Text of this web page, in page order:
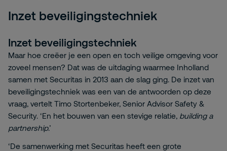
Inzet beveiligingstechniek
Inzet beveiligingstechniek
Maar hoe creëer je een open en toch veilige omgeving voor
zoveel mensen? Dat was de uitdaging waarmee Inholland
samen met Securitas in 2013 aan de slag ging. De inzet van
beveiligingstechniek was een van de antwoorden op deze
vraag, vertelt Timo Stortenbeker, Senior Advisor Safety &
Security. ‘En het bouwen van een stevige relatie, building a
partnership.’
‘De samenwerking met Securitas heeft een grote